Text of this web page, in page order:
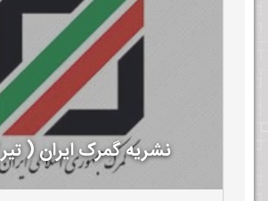
نشریه گمرک ایران ( تیر97 )